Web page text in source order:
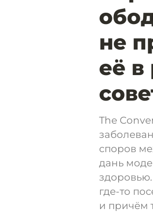
не
её
The
споров
дань
где-то
и причём